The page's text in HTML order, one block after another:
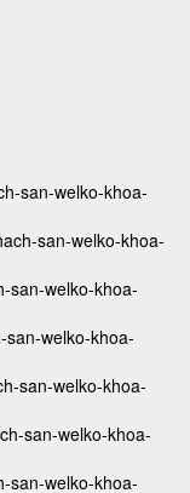
san-welko-khoa-
san-welko-khoa-
san-welko-khoa-
welko-khoa-
san-welko-khoa-
san-welko-khoa-
san-welko-khoa-